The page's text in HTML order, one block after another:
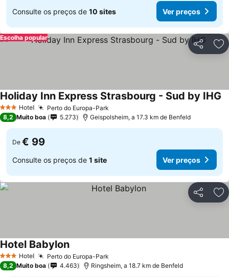
Consulte os preços de 10 sites Ver preços
Partilhar
Escolha popular
3 EstrelasHotel Perto do Europa-Park
Holiday Inn Express Strasbourg - Sud by IHG
8,2 Muito boa 5.273 Geispolsheim, a 17.3 km de Benfeld
De € 99
Consulte os preços de 1 site Ver preços
Partilhar
3 EstrelasHotel Perto do Europa-Park
Hotel Babylon
8,2 Muito boa 4.463 Ringsheim, a 18.7 km de Benfeld